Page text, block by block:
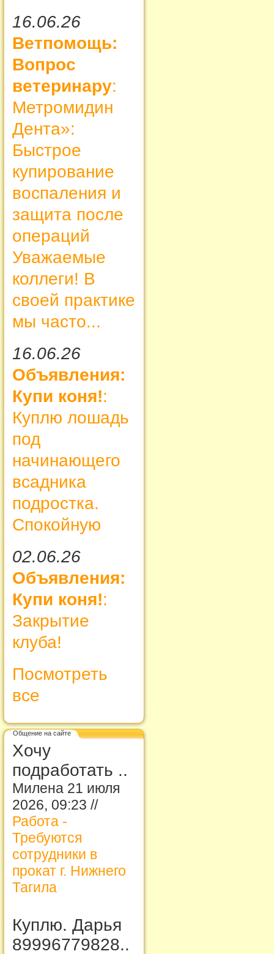
16.06.26
Ветпомощь:
Вопрос
ветеринару:
Метромидин
Дента»:
Быстрое
купирование
воспаления и
защита после
операций
Уважаемые
коллеги! В
своей практике
мы часто...
16.06.26
Объявления:
Купи коня!:
Куплю лошадь
под
начинающего
всадника
подростка.
Спокойную
02.06.26
Объявления:
Купи коня!:
Закрытие
клуба!
Посмотреть
все
Общение на сайте
Хочу
подработать ..
Милена 21 июля
2026, 09:23 //
Работа -
Требуются
сотрудники в
прокат г. Нижнего
Тагила
Куплю. Дарья
89996779828..